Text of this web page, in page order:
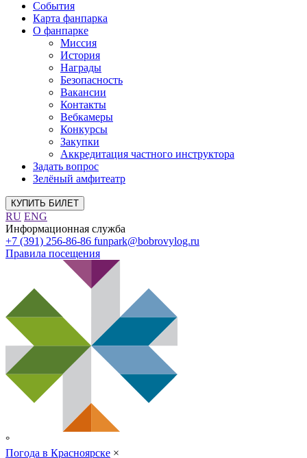
События
Карта фанпарка
О фанпарке
Миссия
История
Награды
Безопасность
Вакансии
Контакты
Вебкамеры
Конкурсы
Закупки
Аккредитация частного инструктора
Задать вопрос
Зелёный амфитеатр
КУПИТЬ БИЛЕТ
RU ENG
Информационная служба
+7 (391) 256-86-86 funpark@bobrovylog.ru
Правила посещения
°
Погода в Красноярске ×